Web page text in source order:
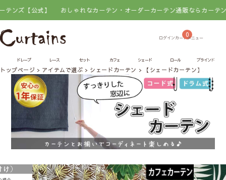
公式】 おしゃれなカーテン・オーダーカーテン通販ならカーテンズ【公式
0
ドレープ レース セット カフェ シェード ロール ブラインド
トップページ アイテムで選ぶ シェードカーテン 【シェードカーテン】パーム